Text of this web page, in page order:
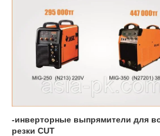
-инверторные выпрямители для
резки CUT